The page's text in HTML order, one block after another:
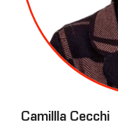
Camillla Cecchi